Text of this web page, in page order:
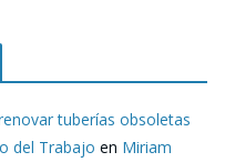
tuberías obsoletas
del Trabajo en Miriam